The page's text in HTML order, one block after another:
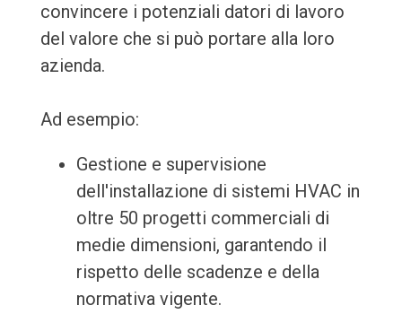
convincere i potenziali datori di lavoro
del valore che si può portare alla loro
azienda.
Ad esempio:
Gestione e supervisione
dell'installazione di sistemi HVAC in
oltre 50 progetti commerciali di
medie dimensioni, garantendo il
rispetto delle scadenze e della
normativa vigente.